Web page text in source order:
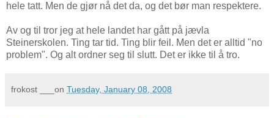
hele tatt. Men de gjør nå det da, og det bør man respektere.
Av og til tror jeg at hele landet har gått på jævla
Steinerskolen. Ting tar tid. Ting blir feil. Men det er alltid "no
problem". Og alt ordner seg til slutt. Det er ikke til å tro.
frokost ___on Tuesday, January 08, 2008